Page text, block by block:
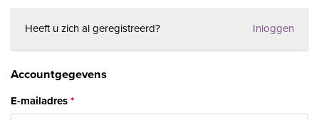
Heeft u zich al geregistreerd? Inloggen
Accountgegevens
E-mailadres